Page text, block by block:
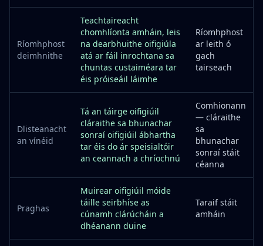
Ríomhphost
deimhnithe
Teachtaireacht
chomhlíonta amháin, leis
na dearbhuithe oifigiúla
atá ar fáil inrochtana sa
chuntas custaiméara tar
éis próiseáil láimhe
Ríomhphost
ar leith ó
gach
tairseach
Dlisteanacht
an vínéid
Tá an táirge oifigiúil
cláraithe sa bhunachar
sonraí oifigiúil ábhartha
tar éis do ár speisialtóir
an ceannach a chríochnú
Comhionann
— cláraithe
sa
bhunachar
sonraí stáit
céanna
Praghas
Muirear oifigiúil móide
táille seirbhíse as
cúnamh clárúcháin a
dhéanann duine
Taraif stáit
amháin